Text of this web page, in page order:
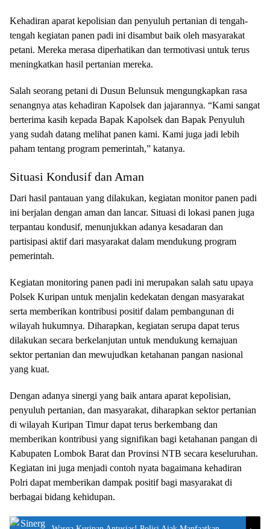
Kehadiran aparat kepolisian dan penyuluh pertanian di tengah-
tengah kegiatan panen padi ini disambut baik oleh masyarakat
petani. Mereka merasa diperhatikan dan termotivasi untuk terus
meningkatkan hasil pertanian mereka.
Salah seorang petani di Dusun Belunsuk mengungkapkan rasa
senangnya atas kehadiran Kapolsek dan jajarannya. “Kami sangat
berterima kasih kepada Bapak Kapolsek dan Bapak Penyuluh
yang sudah datang melihat panen kami. Kami juga jadi lebih
paham tentang program pemerintah,” katanya.
Situasi Kondusif dan Aman
Dari hasil pantauan yang dilakukan, kegiatan monitor panen padi
ini berjalan dengan aman dan lancar. Situasi di lokasi panen juga
terpantau kondusif, menunjukkan adanya kesadaran dan
partisipasi aktif dari masyarakat dalam mendukung program
pemerintah.
Kegiatan monitoring panen padi ini merupakan salah satu upaya
Polsek Kuripan untuk menjalin kedekatan dengan masyarakat
serta memberikan kontribusi positif dalam pembangunan di
wilayah hukumnya. Diharapkan, kegiatan serupa dapat terus
dilakukan secara berkelanjutan untuk mendukung kemajuan
sektor pertanian dan mewujudkan ketahanan pangan nasional
yang kuat.
Dengan adanya sinergi yang baik antara aparat kepolisian,
penyuluh pertanian, dan masyarakat, diharapkan sektor pertanian
di wilayah Kuripan Timur dapat terus berkembang dan
memberikan kontribusi yang signifikan bagi ketahanan pangan di
Kabupaten Lombok Barat dan Provinsi NTB secara keseluruhan.
Kegiatan ini juga menjadi contoh nyata bagaimana kehadiran
Polri dapat memberikan dampak positif bagi masyarakat di
berbagai bidang kehidupan.